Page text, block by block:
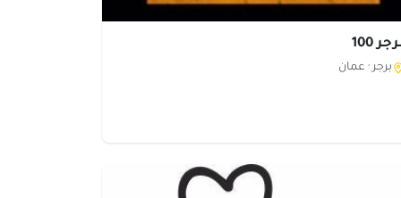
100
برجر · عمان